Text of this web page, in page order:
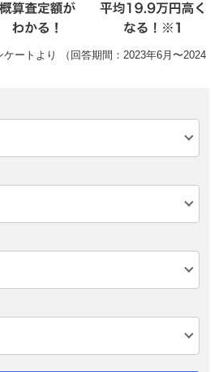
ートより （回答期間：2023年6月〜2024